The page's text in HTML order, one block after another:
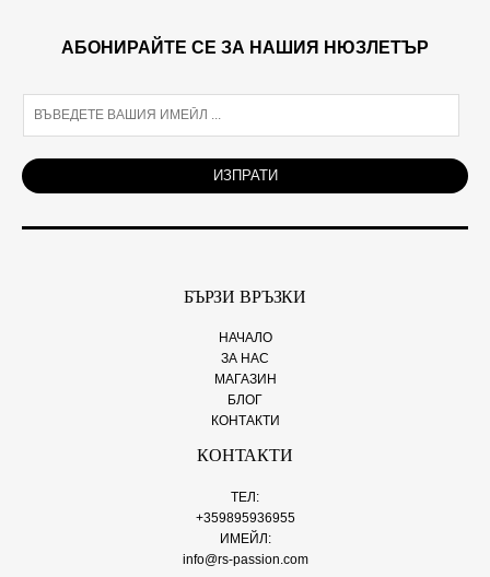
АБОНИРАЙТЕ СЕ ЗА НАШИЯ НЮЗЛЕТЪР
i
l
ИЗПРАТИ
БЪРЗИ ВРЪЗКИ
НАЧАЛО
ЗА НАС
МАГАЗИН
БЛОГ
КОНТАКТИ
КОНТАКТИ
ТЕЛ:
+359895936955
ИМЕЙЛ:
info@rs-passion.com